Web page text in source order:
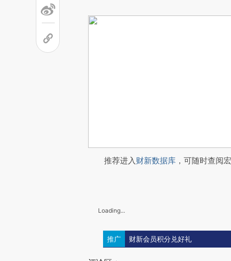
推荐进入财新数据库 ，可随时查阅
Loading...
推广 财新会员积分兑好礼